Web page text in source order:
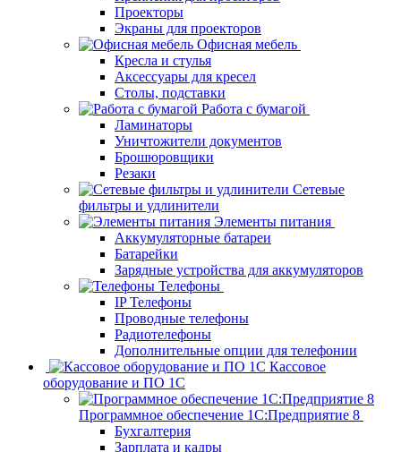
Проекторы
Экраны для проекторов
Офисная мебель
Кресла и стулья
Аксессуары для кресел
Столы, подставки
Работа с бумагой
Ламинаторы
Уничтожители документов
Брошюровщики
Резаки
Сетевые
фильтры и удлинители
Элементы питания
Аккумуляторные батареи
Батарейки
Зарядные устройства для аккумуляторов
Телефоны
IP Телефоны
Проводные телефоны
Радиотелефоны
Дополнительные опции для телефонии
Кассовое
оборудование и ПО 1С
Программное обеспечение 1С:Предприятие 8
Бухгалтерия
Зарплата и кадры